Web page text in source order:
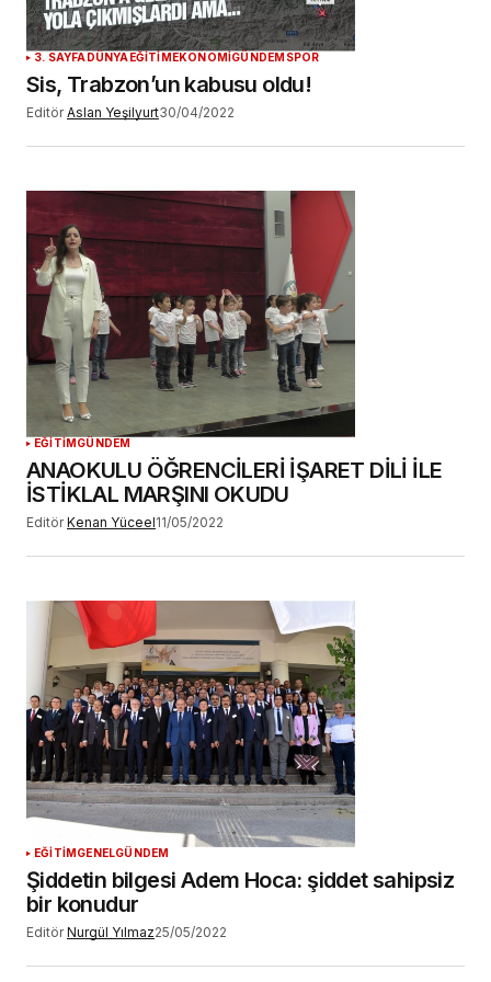
YORUM GÖNDER
3. SAYFA DÜNYA EĞİTİMEKONOMİGÜNDEM SPOR
Sis, Trabzon’un kabusu oldu!
Editör Aslan Yeşilyurt30/04/2022
EĞİTİMGÜNDEM
ANAOKULU ÖĞRENCİLERİ İŞARET DİLİ İLE
İSTİKLAL MARŞINI OKUDU
Editör Kenan Yüceel11/05/2022
EĞİTİMGENELGÜNDEM
Şiddetin bilgesi Adem Hoca: şiddet sahipsiz
bir konudur
Editör Nurgül Yılmaz25/05/2022